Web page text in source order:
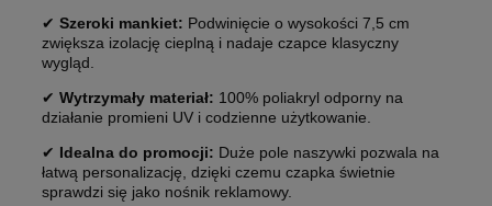
✔ Szeroki mankiet: Podwinięcie o wysokości 7,5 cm
zwiększa izolację cieplną i nadaje czapce klasyczny
wygląd.
✔ Wytrzymały materiał: 100% poliakryl odporny na
działanie promieni UV i codzienne użytkowanie.
✔ Idealna do promocji: Duże pole naszywki pozwala na
łatwą personalizację, dzięki czemu czapka świetnie
sprawdzi się jako nośnik reklamowy.